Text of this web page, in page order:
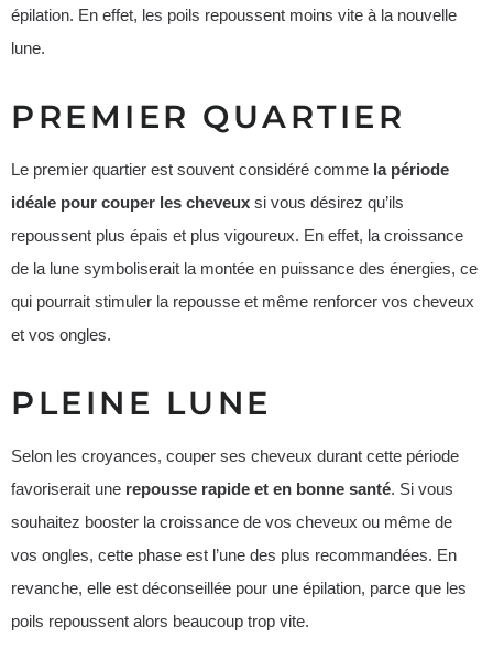
épilation. En effet, les poils repoussent moins vite à la nouvelle
lune.
PREMIER QUARTIER
Le premier quartier est souvent considéré comme la période
idéale pour couper les cheveux si vous désirez qu’ils
repoussent plus épais et plus vigoureux. En effet, la croissance
de la lune symboliserait la montée en puissance des énergies, ce
qui pourrait stimuler la repousse et même renforcer vos cheveux
et vos ongles.
PLEINE LUNE
Selon les croyances, couper ses cheveux durant cette période
favoriserait une repousse rapide et en bonne santé. Si vous
souhaitez booster la croissance de vos cheveux ou même de
vos ongles, cette phase est l’une des plus recommandées. En
revanche, elle est déconseillée pour une épilation, parce que les
poils repoussent alors beaucoup trop vite.